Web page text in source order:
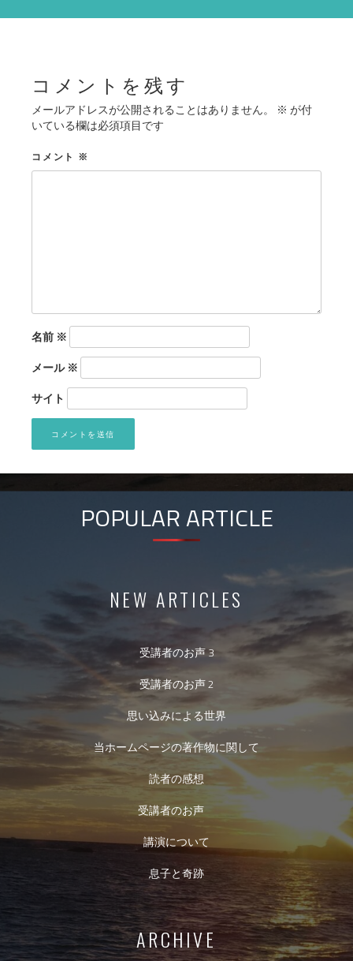
シ
コメントを残す
メールアドレスが公開されることはありません。 ※ が付
いている欄は必須項目です
コメント ※
名前 ※
メール※
サイト
POPULAR ARTICLE
NEW ARTICLES
受講者のお声 3
受講者のお声 2
思い込みによる世界
当ホームページの著作物に関して
読者の感想
受講者のお声
講演について
息子と奇跡
ARCHIVE